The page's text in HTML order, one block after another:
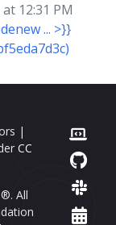
12:31 PM
... >}}
|
CC
All